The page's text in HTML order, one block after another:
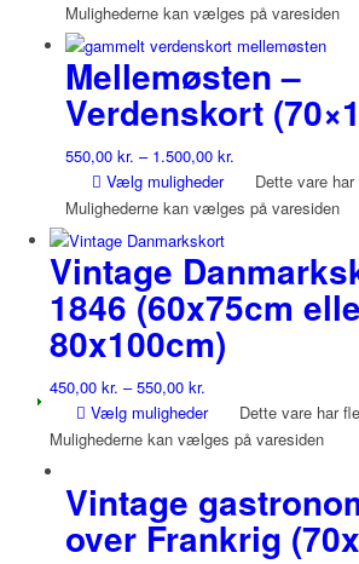
Mulighederne kan vælges på varesiden
Mellemøsten –
Verdenskort
550,00 kr. – 1.500,00 kr.
Vælg muligheder
Dette vare
Mulighederne kan vælges på varesiden
Vintage
1846 (60x75cm
80x100cm)
450,00 kr. –550,00 kr.
Vælg muligheder
Dette vare har
Mulighederne kan vælges på varesiden
Vintage
over Frankrig